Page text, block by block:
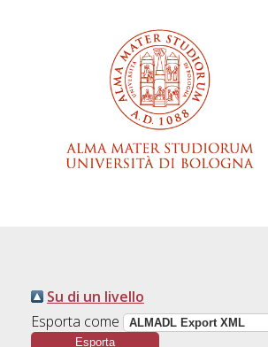
Su di un livello
Esporta come